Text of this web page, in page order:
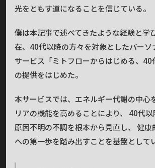
光をともす道になることを信じている。
僕は本記事で述べてきたような経験と学
在、40代以降の方々を対象としたパーソ
サービス「ミトフローからはじめる、40
の提供をはじめた。
本サービスでは、エネルギー代謝の中心
リアの機能を高めることにより、 40代
原因不明の不調を根本から見直し、 健康
への第一歩を踏み出すことを基盤として